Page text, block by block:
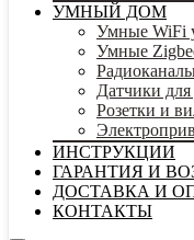
УМНЫЙ ДОМ
Умные WiFi
Умные
Датчики
Розетки и
ИНСТРУКЦИИ
ГАРАНТИЯ И
ДОСТАВКА И
КОНТАКТЫ